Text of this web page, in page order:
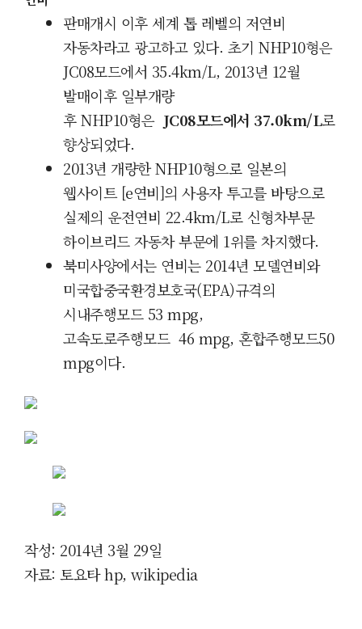
판매개시 이후 세계 톱 레벨의 저연비
자동차라고 광고하고 있다. 초기 NHP10형은
JC08모드에서 35.4km/L, 2013년 12월
발매이후 일부개량
후NHP10형은 JC08모드에서 37.0km/L로
향상되었다.
2013년 개량한 NHP10형으로 일본의
웹사이트 [e연비]의 사용자 투고를 바탕으로
실제의 운전연비 22.4km/L로 신형차부문
하이브리드 자동차 부문에 1위를 차지했다.
북미사양에서는 연비는 2014년 모델연비와
미국합중국환경보호국(EPA)규격의
시내주행모드 53 mpg,
고속도로주행모드 46 mpg, 혼합주행모드50
mpg이다.
작성: 2014년 3월 29일
자료: 토요타 hp, wikipedia